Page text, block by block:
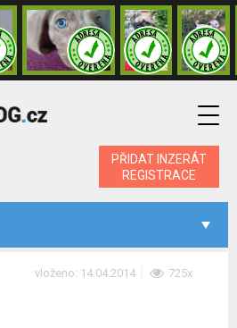
PŘIDAT INZERÁT
REGISTRACE
vloženo: 14.04.2014 725x